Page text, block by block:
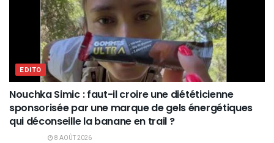
EDITO
Nouchka Simic : faut-il croire une diététicienne
sponsorisée par une marque de gels énergétiques
qui déconseille la banane en trail ?
8 AOÛT 2026